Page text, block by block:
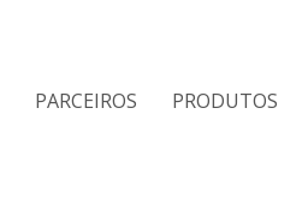
PARCEIROS PRODUTOS